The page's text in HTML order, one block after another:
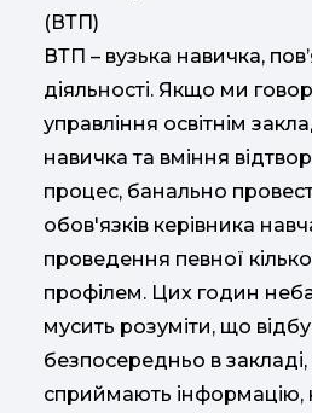
(ВТП)
ВТП – вузька навичка,
діяльності. Якщо ми
управління освітнім
навичка та вміння
процес, банально
обов'язків керівника
проведення певної
профілем. Цих годин
мусить розуміти, що
безпосередньо в закладі,
сприймають інформацію,